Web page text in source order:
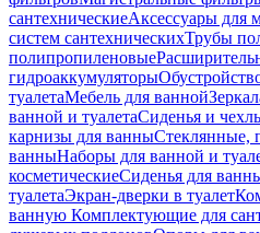
сантехническиеАксессуары для
систем сантехническихТрубы
полипропиленовые
гидроаккумуляторы
туалетаМебель для ванной
ванной и туалетаСиденья и
карнизы для ванныСтеклянные,
ванныНаборы для ванной и
косметическиеСиденья для
туалетаЭкран-дверки в туалет
ванную Комплектующие для